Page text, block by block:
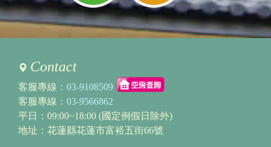
Contact
客服專線： 03-9108509
客服專線： 03-9566862
平日：09:00~18:00 (國定例假日除外)
地址：花蓮縣花蓮市富裕五街66號